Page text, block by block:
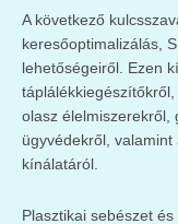
A következő
keresőoptimalizálás,
lehetőségeiről. Ezen
olasz élelmiszerekről,
ügyvédekről,
kínálatáról.
Plasztikai sebészet